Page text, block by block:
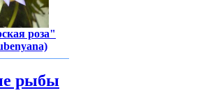
роза"
рыбы